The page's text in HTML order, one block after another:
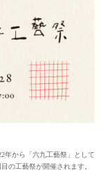
年から「六九工藝祭」として
の工藝祭が開催されます。